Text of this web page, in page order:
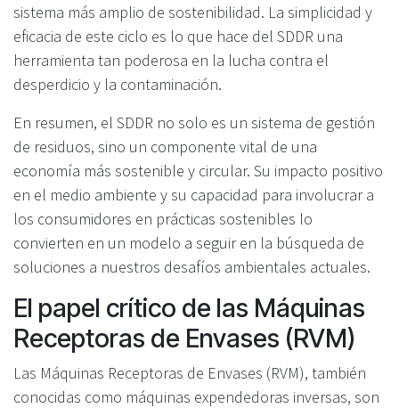
sistema más amplio de sostenibilidad. La simplicidad y
eficacia de este ciclo es lo que hace del SDDR una
herramienta tan poderosa en la lucha contra el
desperdicio y la contaminación.
En resumen, el SDDR no solo es un sistema de gestión
de residuos, sino un componente vital de una
economía más sostenible y circular. Su impacto positivo
en el medio ambiente y su capacidad para involucrar a
los consumidores en prácticas sostenibles lo
convierten en un modelo a seguir en la búsqueda de
soluciones a nuestros desafíos ambientales actuales.
El papel crítico de las Máquinas
Receptoras de Envases (RVM)
Las Máquinas Receptoras de Envases (RVM), también
conocidas como máquinas expendedoras inversas, son